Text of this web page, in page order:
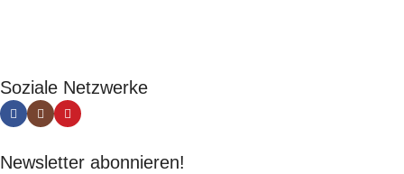
Soziale Netzwerke
Newsletter abonnieren!